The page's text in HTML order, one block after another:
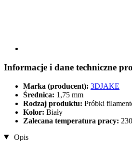
Informacje i dane techniczne
Marka (producent): 3DJAKE
Średnica: 1,75 mm
Rodzaj produktu: Próbki
Kolor: Biały
Zalecana temperatura pracy:
Opis